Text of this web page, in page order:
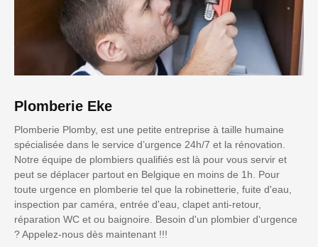
Plomberie Eke
Plomberie Plomby, est une petite entreprise à taille humaine
spécialisée dans le service d’urgence 24h/7 et la rénovation.
Notre équipe de plombiers qualifiés est là pour vous servir et
peut se déplacer partout en Belgique en moins de 1h. Pour
toute urgence en plomberie tel que la robinetterie, fuite d'eau,
inspection par caméra, entrée d'eau, clapet anti-retour,
réparation WC et ou baignoire. Besoin d'un plombier d'urgence
? Appelez-nous dès maintenant !!!